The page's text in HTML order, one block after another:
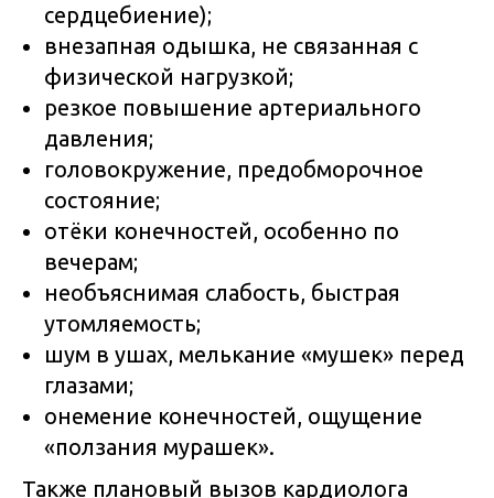
сердцебиение);
внезапная одышка, не связанная с
физической нагрузкой;
резкое повышение артериального
давления;
головокружение, предобморочное
состояние;
отёки конечностей, особенно по
вечерам;
необъяснимая слабость, быстрая
утомляемость;
шум в ушах, мелькание «мушек» перед
глазами;
онемение конечностей, ощущение
«ползания мурашек».
Также плановый вызов кардиолога